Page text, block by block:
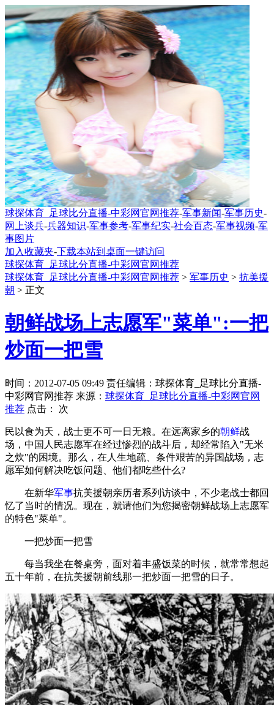
球探体育_足球比分直播-中彩网官网推荐-军事新闻-军事历史-
网上谈兵-兵器知识-军事参考-军事纪实-社会百态-军事视频-军
事图片
加入收藏夹-下载本站到桌面一键访问
球探体育_足球比分直播-中彩网官网推荐
球探体育_足球比分直播-中彩网官网推荐 > 军事历史 > 抗美援
朝 > 正文
朝鲜战场上志愿军"菜单":一把
炒面一把雪
时间：2012-07-05 09:49 责任编辑：球探体育_足球比分直播-
中彩网官网推荐 来源： 球探体育_足球比分直播-中彩网官网
推荐 点击： 次
民以食为天，战士更不可一日无粮。在远离家乡的朝鲜战
场，中国人民志愿军在经过惨烈的战斗后，却经常陷入"无米
之炊"的困境。那么，在人生地疏、条件艰苦的异国战场，志
愿军如何解决吃饭问题、他们都吃些什么?
在新华军事抗美援朝亲历者系列访谈中，不少老战士都回
忆了当时的情况。现在，就请他们为您揭密朝鲜战场上志愿军
的特色"菜单"。
一把炒面一把雪
每当我坐在餐桌旁，面对着丰盛饭菜的时候，就常常想起
五十年前，在抗美援朝前线那一把炒面一把雪的日子。